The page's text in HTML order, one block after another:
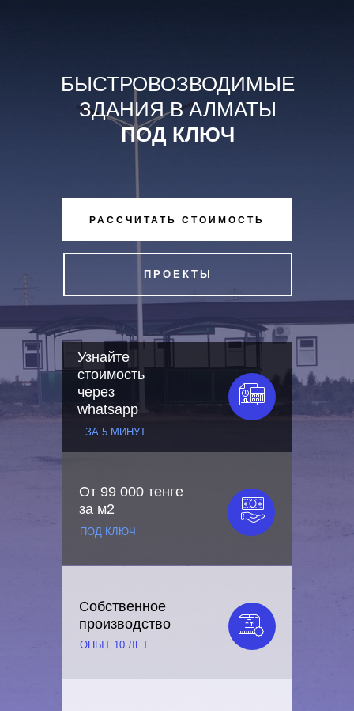
От 99 000 тенге
за м2
Узнайте
стоимость
через
whatsapp
ПОД КЛЮЧ
ЗА 5 МИНУТ
БЫСТРОВОЗВОДИМЫЕ
ЗДАНИЯ В АЛМАТЫ
ПОД КЛЮЧ
ОПЫТ 10 ЛЕТ
Собственное
производство
РАССЧИТАТЬ СТОИМОСТЬ
ПРОЕКТЫ